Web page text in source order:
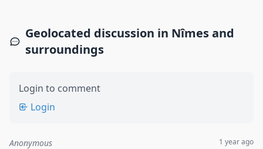
Geolocated discussion in Nîmes and
surroundings
Login to comment
Login
Anonymous 1 year ago